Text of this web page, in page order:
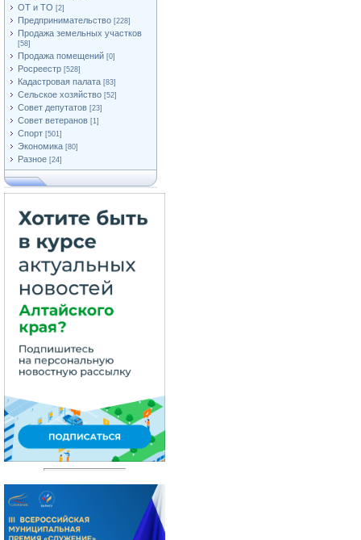
ОТ и ТО [2]
Предпринимательство [228]
Продажа земельных участков
[58]
Продажа помещений [0]
Росреестр [528]
Кадастровая палата [83]
Сельское хозяйство [52]
Совет депутатов [23]
Совет ветеранов [1]
Спорт [501]
Экономика [80]
Разное [24]